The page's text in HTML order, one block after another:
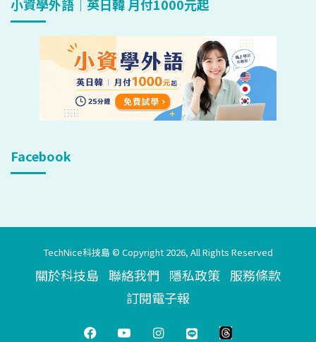
小資學外語｜英日韓 月付1000元起
Facebook
TechNice科技島 © Copyright 2026, All Rights Reserved
關於科技島 聯絡我們 隱私政策 服務條款
訂閱電子報